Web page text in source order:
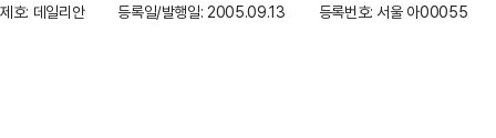
제호: 데일리안
등록일/발행일: 2005.09.13 등록번호: 서울 아00055